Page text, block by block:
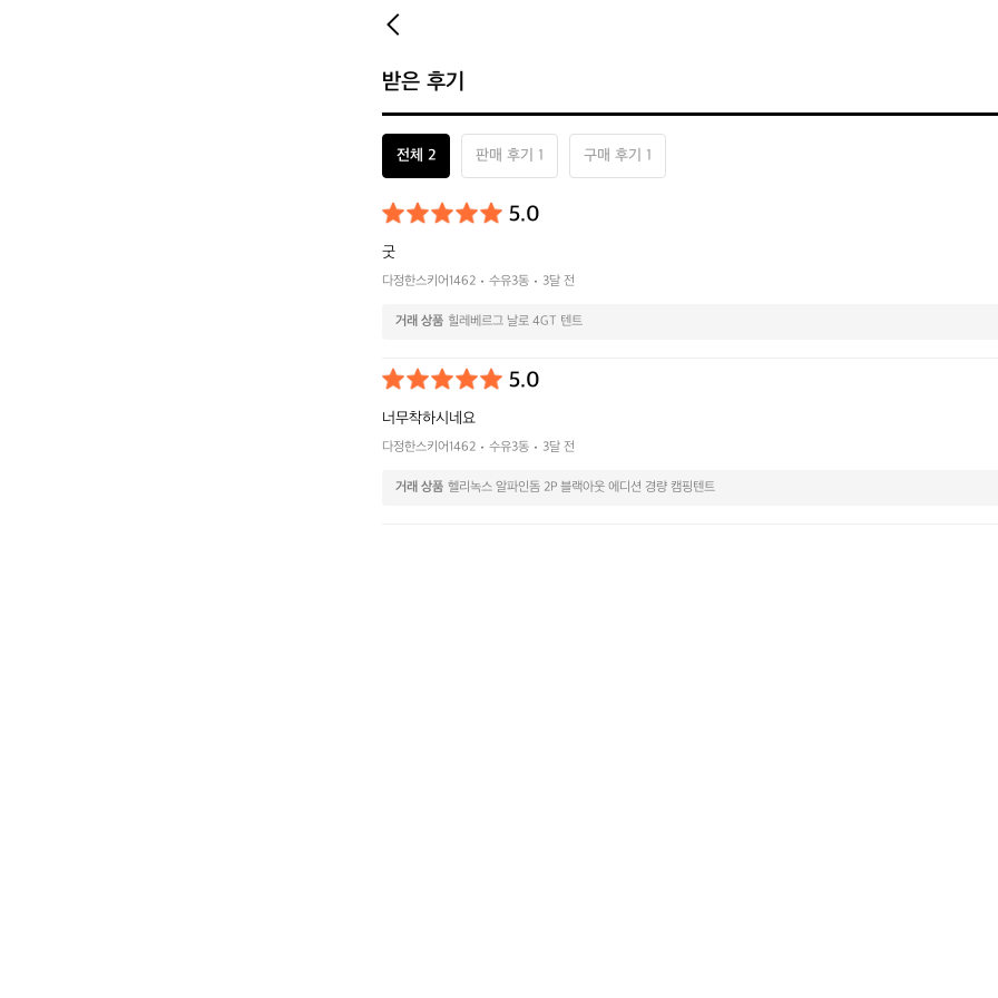
받은 후기
전체 2 판매 후기 1 구매 후기 1
5.0
굿
다정한스키어1462 수유3동 3달 전
거래 상품 힐레베르그 날로 4GT 텐트
5.0
너무착하시네요
다정한스키어1462 수유3동 3달 전
거래 상품 헬리녹스 알파인돔 2P 블랙아웃 에디션 경량 캠핑텐트